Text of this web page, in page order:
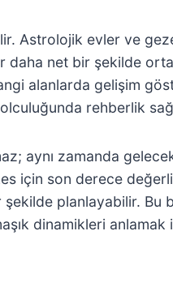
Astrolojik evler ve
daha net bir şekilde
alanlarda gelişim
rehberlik
aynı zamanda
için son derece
şekilde planlayabilir. Bu
dinamikleri